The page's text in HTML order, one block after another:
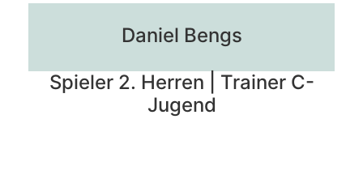
Daniel Bengs
Spieler 2. Herren | Trainer C-
Jugend